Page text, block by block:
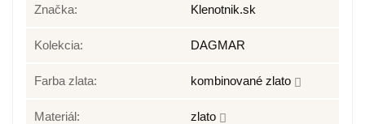
Značka: Klenotnik.sk
Kolekcia: DAGMAR
Farba zlata: kombinované zlato
Materiál: zlato